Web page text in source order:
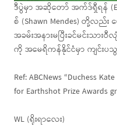
ဒီပွဲမှာ အဆိုတော် အက်ဒ်ရှီရန် (Ed
စ် (Shawn Mendes) တို့လည်
အခမ်းအနားမပြီးခင်မင်းသားဝီ
ကို အမေရိကန်နိုင်ငံမှာ ကျင်း
Ref: ABCNews “Duchess
for Earthshot Prize Awards
WL (ရိုးရာလေး)